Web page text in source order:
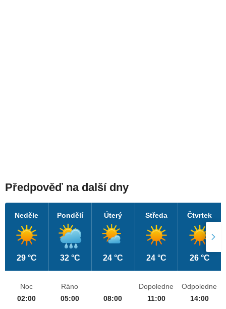
Předpověď na další dny
Neděle
29 °C
Pondělí
32 °C
Úterý
24 °C
Středa
24 °C
Čtvrtek
26 °C
Noc
02:00
Ráno
05:00
08:00
Dopoledne
11:00
Odpoledne
14:00